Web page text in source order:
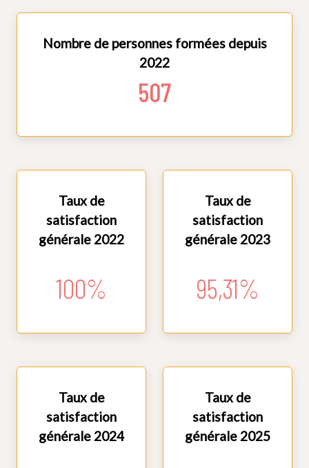
Nombre de personnes formées depuis
2022
507
Taux de
satisfaction
générale 2022
100%
Taux de
satisfaction
générale 2023
95,31%
Taux de
satisfaction
générale 2024
Taux de
satisfaction
générale 2025